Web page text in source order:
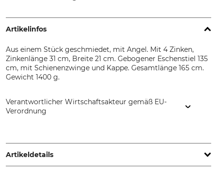
Artikelinfos
Aus einem Stück geschmiedet, mit Angel. Mit 4 Zinken,
Zinkenlänge 31 cm, Breite 21 cm. Gebogener Eschenstiel 135
cm, mit Schienenzwinge und Kappe. Gesamtlänge 165 cm.
Gewicht 1400 g.
Verantwortlicher Wirtschaftsakteur gemäß EU-
Verordnung
73614 Schorndorf, Germany, www.freund-victoria.de
Artikeldetails